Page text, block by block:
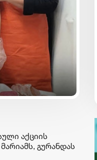
აქციის
გურანდას
& ეკონომიკა
ბანკის ESG
ანა
Partnership 4SDGs
ისაუბრა